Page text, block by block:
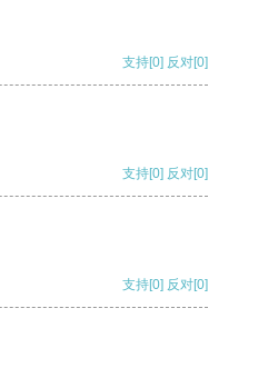
支持[0] 反对[0]
支持[0] 反对[0]
支持[0] 反对[0]